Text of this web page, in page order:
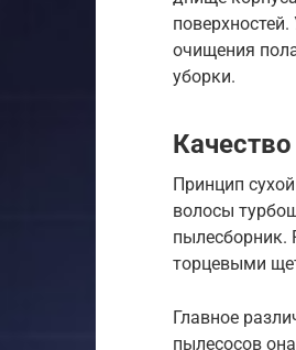
очищения
уборки.
Принцип
волосы
пылесборник.
торцевыми
Главное
пылесосов